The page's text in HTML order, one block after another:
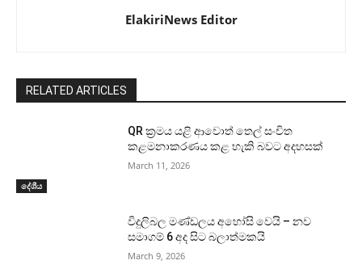
ElakiriNews Editor
RELATED ARTICLES
දේශීය
QR ක්‍රමය යළි ආවොත් තෙල් සංචිත
කළමනාකරණය කළ හැකි බවට අදහසක්
March 11, 2026
විදුලිබල මණ්ඩලය අහෝසි වෙයි – නව
සමාගම් 6 අද සිට බලාත්මකයි
March 9, 2026